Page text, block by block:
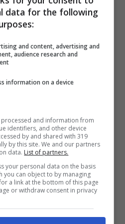
è stato condiviso dalla
insieme a
Anastasia Kuzmina
lui, e
tutta l’edizione
.
che non ha
mentre Mammuccari
luiWanda Nara
data for the following
and content, advertising and
audience research and
information on a device
and information from
identifiers, and other device
by and shared with 319
by this site. We and our partners
data. List of partners.
your personal data on the basis
you can object to by managing
a link at the bottom of this page
or withdraw consent in privacy